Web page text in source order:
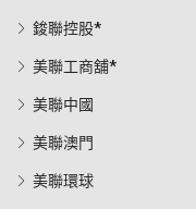
鋑聯控股*
美聯工商舖*
美聯中國
美聯澳門
美聯環球